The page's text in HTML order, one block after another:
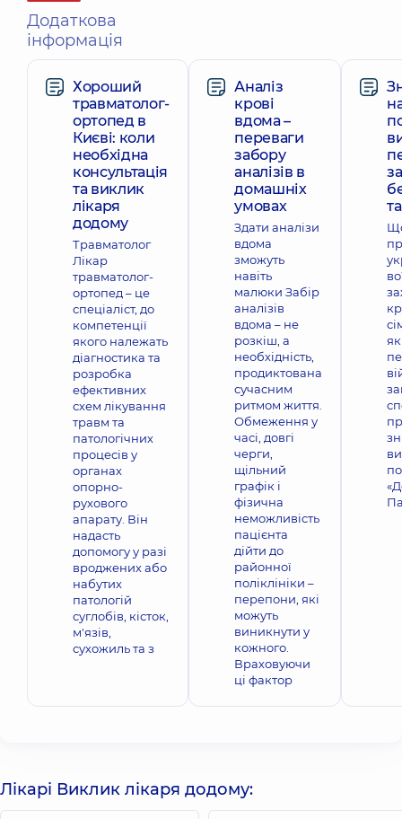
Додаткова
інформація
Хороший
травматолог-
ортопед в
Києві: коли
необхідна
консультація
та виклик
лікаря
додому
Травматолог
Лікар
травматолог-
ортопед – це
спеціаліст, до
компетенції
якого належать
діагностика та
розробка
ефективних
схем лікування
травм та
патологічних
процесів у
органах
опорно-
рухового
апарату. Він
надасть
допомогу у разі
вроджених або
набутих
патологій
суглобів, кісток,
м'язів,
сухожиль та з
Аналіз
крові
вдома –
переваги
забору
аналізів в
домашніх
умовах
Здати аналізи
вдома
зможуть
навіть
малюки Забір
аналізів
вдома – не
розкіш, а
необхідність,
продиктована
сучасним
ритмом життя.
Обмеження у
часі, довгі
черги,
щільний
графік і
фізична
неможливість
пацієнта
дійти до
районної
поліклініки –
перепони, які
можуть
виникнути у
кожного.
Враховуючи
ці фактор
Лікарі Виклик лікаря додому: